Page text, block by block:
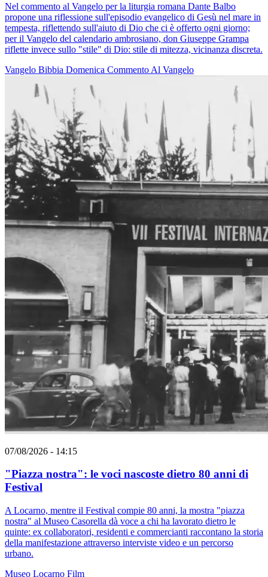
Nel commento al Vangelo per la liturgia romana Dante Balbo
propone una riflessione sull'episodio evangelico di Gesù nel mare in
tempesta, riflettendo sull'aiuto di Dio che ci è offerto ogni giorno;
per il Vangelo del calendario ambrosiano, don Giuseppe Grampa
riflette invece sullo "stile" di Dio: stile di mitezza, vicinanza discreta.
Vangelo Bibbia Domenica Commento Al Vangelo
07/08/2026 - 14:15
"Piazza nostra": le voci nascoste dietro 80 anni di
Festival
A Locarno, mentre il Festival compie 80 anni, la mostra "piazza
nostra" al Museo Casorella dà voce a chi ha lavorato dietro le
quinte: ex collaboratori, residenti e commercianti raccontano la storia
della manifestazione attraverso interviste video e un percorso
urbano.
Museo Locarno Film